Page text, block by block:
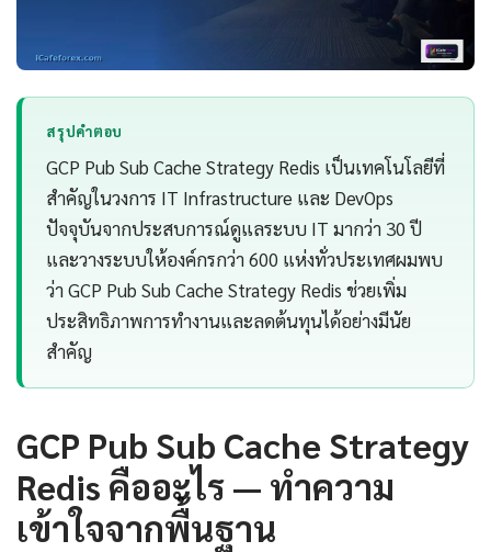
สรุปคำตอบ
GCP Pub Sub Cache Strategy Redis เป็นเทคโนโลยีที่
สำคัญในวงการ IT Infrastructure และ DevOps
ปัจจุบันจากประสบการณ์ดูแลระบบ IT มากว่า 30 ปี
และวางระบบให้องค์กรกว่า 600 แห่งทั่วประเทศผมพบ
ว่า GCP Pub Sub Cache Strategy Redis ช่วยเพิ่ม
ประสิทธิภาพการทำงานและลดต้นทุนได้อย่างมีนัย
สำคัญ
GCP Pub Sub Cache Strategy
Redis คืออะไร — ทำความ
เข้าใจจากพื้นฐาน